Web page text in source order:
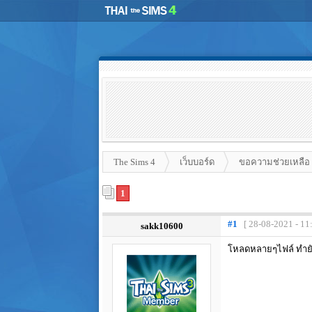
The Sims 4 เว็บบอร์ด ขอความช่วยเหลือ
1
sakk10600 #1 [ 28-08-2021 -
โหลดหลายๆไฟล์ ทำ